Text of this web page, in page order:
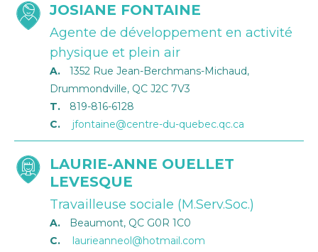
JOSIANE FONTAINE
Agente de développement en activité
physique et plein air
A.
1352 Rue Jean-Berchmans-Michaud,
Drummondville, QC J2C 7V3
T.
819-816-6128
C.
jfontaine@centre-du-quebec.qc.ca
LAURIE-ANNE OUELLET
LEVESQUE
Travailleuse sociale (M.Serv.Soc.)
A.
Beaumont, QC G0R 1C0
C.
laurieanneol@hotmail.com